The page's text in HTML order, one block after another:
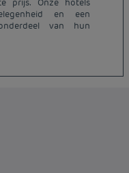
prijs. Onze hotels
en een
van hun